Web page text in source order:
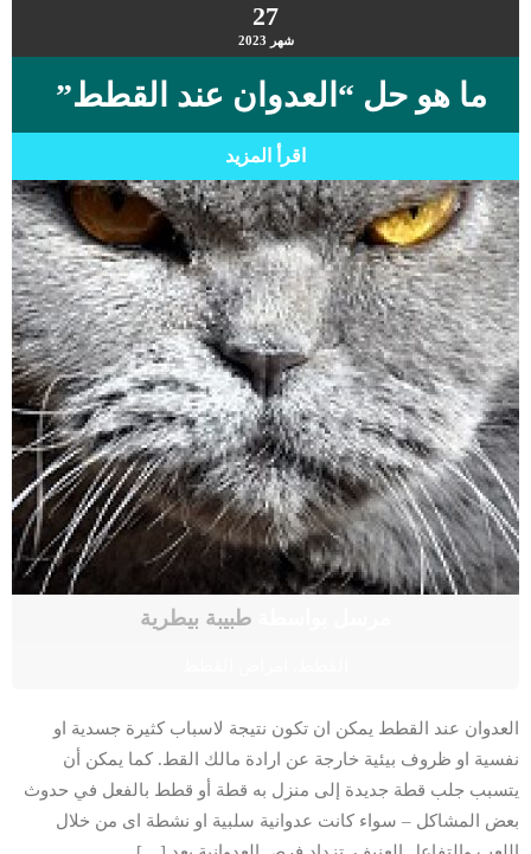
27
شهر 2023
ما هو حل “العدوان عند القطط”
اقرأ المزيد
طبيبة بيطرية
العدوان عند القطط يمكن ان تكون نتيجة لاسباب كثيرة جسدية او
نفسية او ظروف بيئية خارجة عن ارادة مالك القط. كما يمكن أن
يتسبب جلب قطة جديدة إلى منزل به قطة أو قطط بالفعل في حدوث
بعض المشاكل – سواء كانت عدوانية سلبية او نشطة اى من خلال